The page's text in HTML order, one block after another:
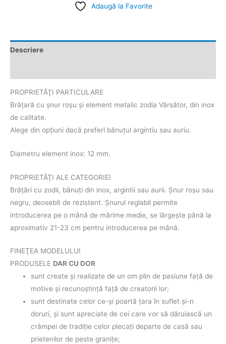
Adaugă la Favorite
Descriere
PROPRIETĂŢI PARTICULARE
Brăţară cu şnur roşu şi element metalic zodia Vărsător, din inox
de calitate.
Alege din opţiuni dacă preferi bănuţul argintiu sau auriu.
Diametru element inox: 12 mm.
PROPRIETĂŢI ALE CATEGORIEI
Brăţări cu zodii, bănuţi din inox, argintii sau aurii. Şnur roşu sau
negru, deosebit de rezistent. Şnurul reglabil permite
introducerea pe o mână de mărime medie, se lărgeşte până la
aproximativ 21-23 cm pentru introducerea pe mână.
FINEŢEA MODELULUI
PRODUSELE DAR CU DOR
sunt create şi realizate de un om plin de pasiune faţă de
motive şi recunoştinţă faţă de creatorii lor;
sunt destinate celor ce-şi poartă ţara în suflet şi-n
doruri, şi sunt apreciate de cei care vor să dăruiască un
crâmpei de tradiţie celor plecaţi departe de casă sau
prietenilor de peste graniţe;